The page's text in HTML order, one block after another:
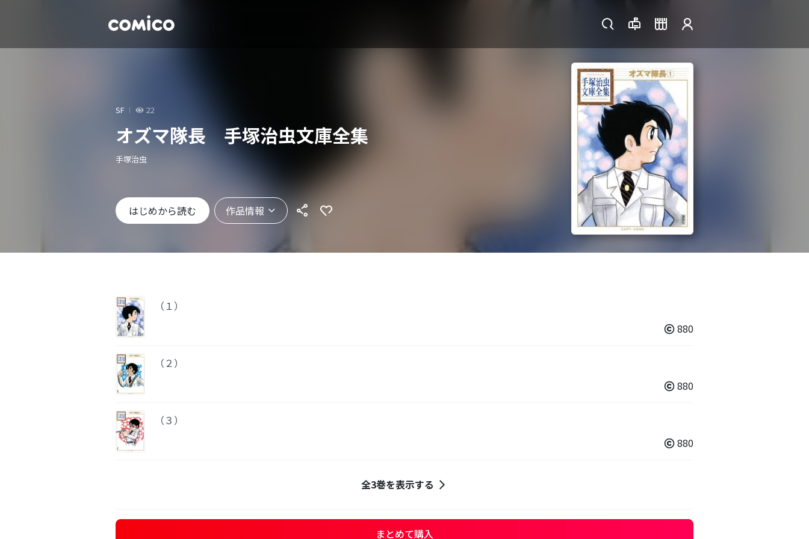
SF 22
オズマ隊長 手塚治虫文庫全集
手塚治虫
はじめから読む 作品情報
（１）
880
（２）
880
（３）
880
全3巻を表示する
まとめて購入